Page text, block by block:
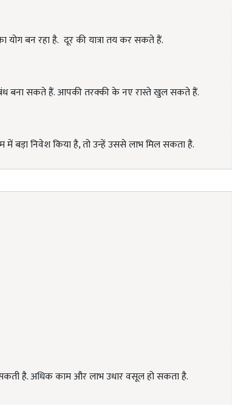
योग बन रहा है. दूर की यात्रा तय कर सकते हैं.
बना सकते हैं. आपकी तरक्की के नए रास्ते खुल सकते हैं.
बड़ा निवेश किया है, तो उन्हें उससे लाभ मिल सकता है.
है. अधिक काम और लाभ उधार वसूल हो सकता है.